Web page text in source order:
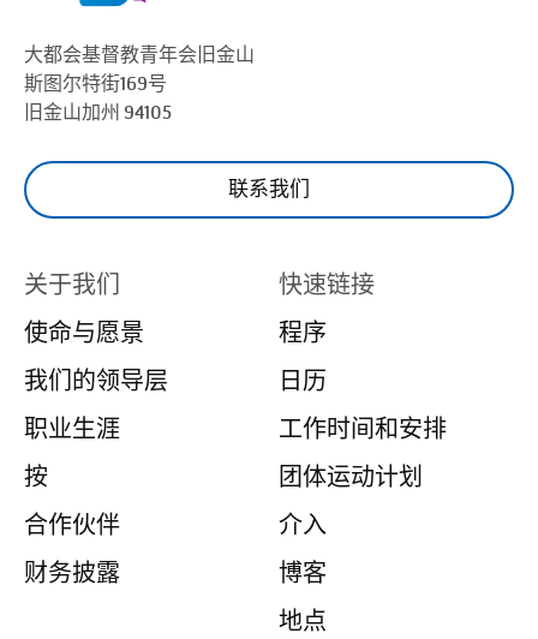
大都会基督教青年会 旧金山
斯图尔特街169号
旧金山加州 94105
联系我们
关于我们
使命与愿景
我们的领导层
职业生涯
按
合作伙伴
财务披露
快速链接
程序
日历
工作时间和安排
团体运动计划
介入
博客
地点